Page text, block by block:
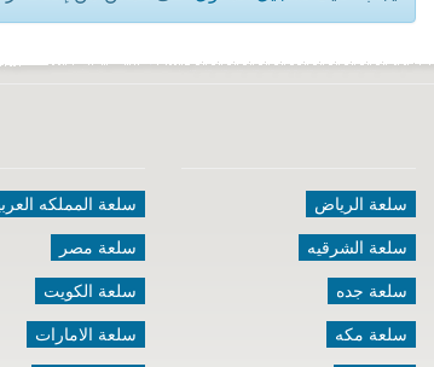
سلعة الرياض
سلعة الشرقيه
سلعة جده
سلعة مكه
سلعة المملكه
سلعة مصر
سلعة الكويت
سلعة الامارات